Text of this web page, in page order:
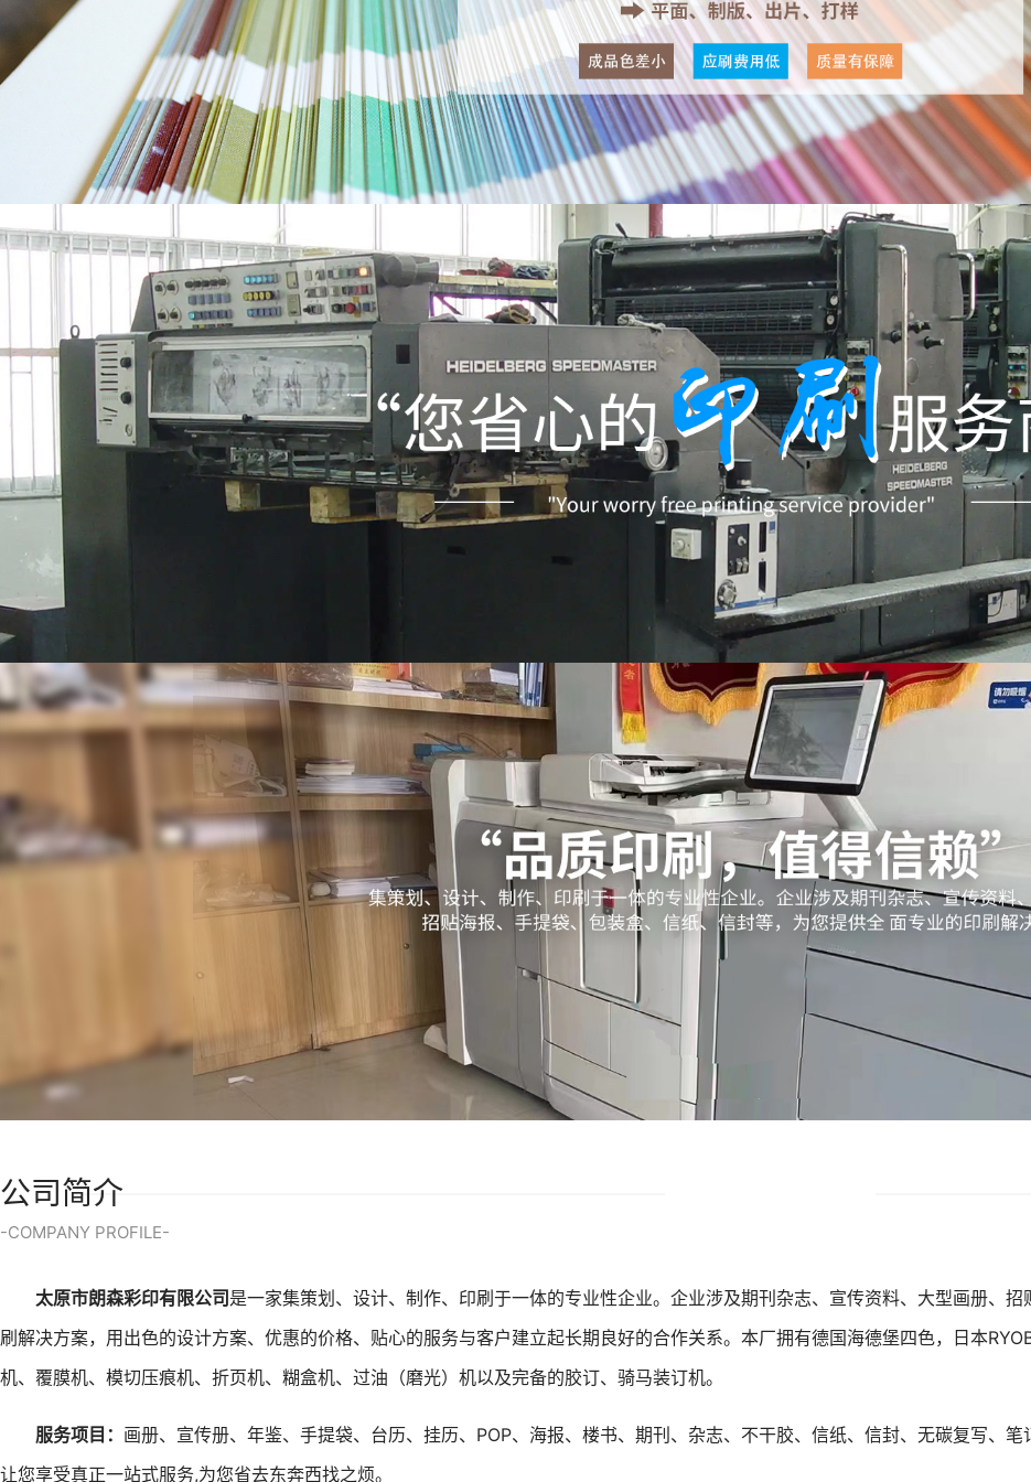
公司简介
-COMPANY PROFILE-
太原市朗森彩印有限公司 是一家集策划、设计、制作、印刷于一体的专业性企业。企业涉及期刊杂志、宣传资料、大型画册、
刷解决方案，用出色的设计方案、优惠的价格、贴心的服务与客户建立起长期良好的合作关系。本厂拥有德国海德堡四色，日本
机、覆膜机、模切压痕机、折页机、糊盒机、过油（磨光）机以及完备的胶订、骑马装订机。
服务项目： 画册、宣传册、年鉴、手提袋、台历、挂历、POP、海报、楼书、期刊、杂志、不干胶、信纸、信封、无碳复写、
让您享受真正一站式服务,为您省去东奔西找之烦。